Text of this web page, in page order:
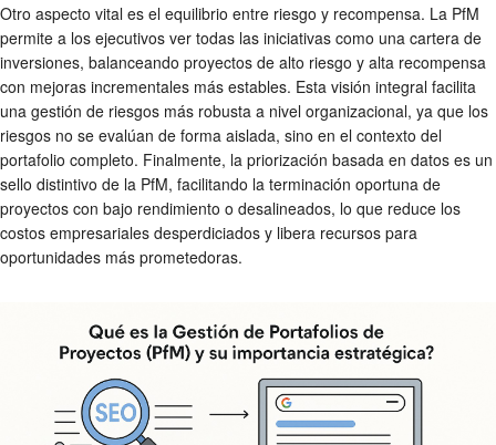
Otro aspecto vital es el equilibrio entre riesgo y recompensa. La PfM
permite a los ejecutivos ver todas las iniciativas como una cartera de
inversiones, balanceando proyectos de alto riesgo y alta recompensa
con mejoras incrementales más estables. Esta visión integral facilita
una gestión de riesgos más robusta a nivel organizacional, ya que los
riesgos no se evalúan de forma aislada, sino en el contexto del
portafolio completo. Finalmente, la priorización basada en datos es un
sello distintivo de la PfM, facilitando la terminación oportuna de
proyectos con bajo rendimiento o desalineados, lo que reduce los
costos empresariales desperdiciados y libera recursos para
oportunidades más prometedoras.